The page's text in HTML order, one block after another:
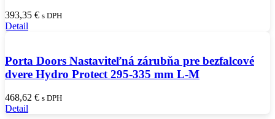
393,35 € s DPH
Detail
Porta Doors Nastaviteľná zárubňa pre bezfalcové
dvere Hydro Protect 295-335 mm L-M
468,62 € s DPH
Detail